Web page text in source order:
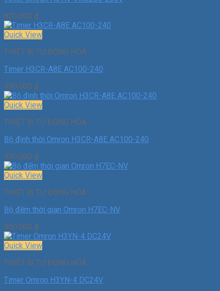
820.000 ₫
Quick View
THIẾT BỊ TỰ ĐỘNG HÓA
Timer H3CR-A8E AC100-240
950.000 ₫
Quick View
THIẾT BỊ TỰ ĐỘNG HÓA
Bộ định thời Omron H3CR-A8E AC100-240
950.000 ₫
Quick View
THIẾT BỊ TỰ ĐỘNG HÓA
Bộ đếm thời gian Omron H7EC-NV
900.000 ₫
Quick View
THIẾT BỊ TỰ ĐỘNG HÓA
Timer Omron H3YN-4 DC24V